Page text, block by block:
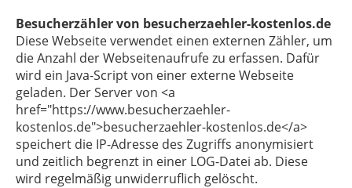
Besucherzähler von besucherzaehler-kostenlos.de
Diese Webseite verwendet einen externen Zähler, um
die Anzahl der Webseitenaufrufe zu erfassen. Dafür
wird ein Java-Script von einer externe Webseite
geladen. Der Server von <a
href="https://www.besucherzaehler-
kostenlos.de">besucherzaehler-kostenlos.de</a>
speichert die IP-Adresse des Zugriffs anonymisiert
und zeitlich begrenzt in einer LOG-Datei ab. Diese
wird regelmäßig unwiderruflich gelöscht.